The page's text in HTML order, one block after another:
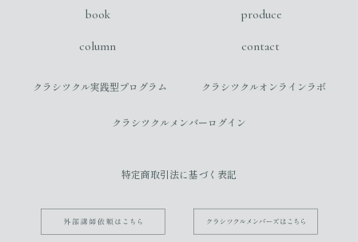
book produce
column contact
クラシツクル実践型プログラム クラシツクルオンラインラボ
クラシツクルメンバーログイン
特定商取引法に基づく表記